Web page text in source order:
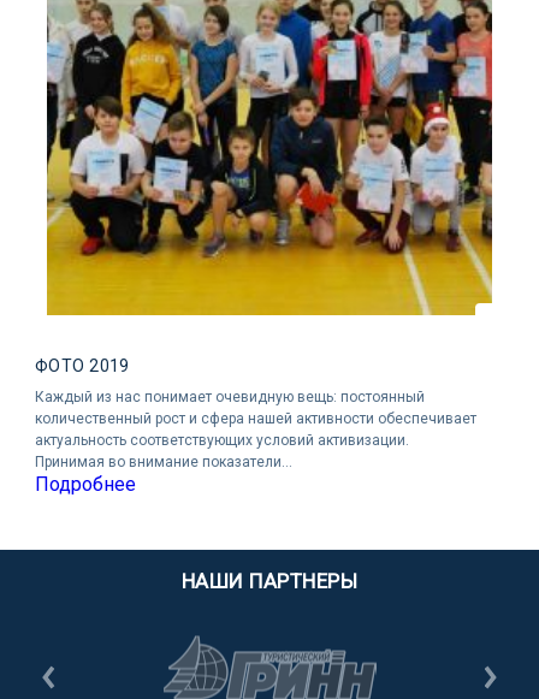
ФОТО 2019
Каждый из нас понимает очевидную вещь: постоянный
количественный рост и сфера нашей активности обеспечивает
актуальность соответствующих условий активизации.
Принимая во внимание показатели…
Подробнее
НАШИ ПАРТНЕРЫ